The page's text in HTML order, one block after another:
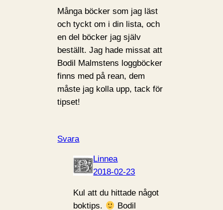
Många böcker som jag läst
och tyckt om i din lista, och
en del böcker jag själv
beställt. Jag hade missat att
Bodil Malmstens loggböcker
finns med på rean, dem
måste jag kolla upp, tack för
tipset!
Svara
Linnea
2018-02-23
Kul att du hittade något
boktips.
Bodil